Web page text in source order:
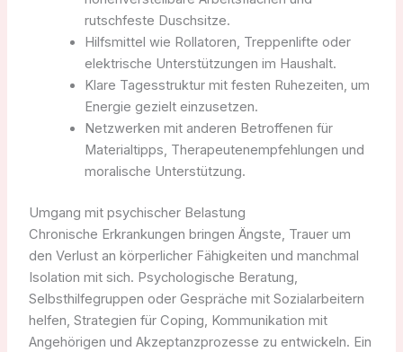
rutschfeste Duschsitze.
Hilfsmittel wie Rollatoren, Treppenlifte oder
elektrische Unterstützungen im Haushalt.
Klare Tagesstruktur mit festen Ruhezeiten, um
Energie gezielt einzusetzen.
Netzwerken mit anderen Betroffenen für
Materialtipps, Therapeutenempfehlungen und
moralische Unterstützung.
Umgang mit psychischer Belastung
Chronische Erkrankungen bringen Ängste, Trauer um
den Verlust an körperlicher Fähigkeiten und manchmal
Isolation mit sich. Psychologische Beratung,
Selbsthilfegruppen oder Gespräche mit Sozialarbeitern
helfen, Strategien für Coping, Kommunikation mit
Angehörigen und Akzeptanzprozesse zu entwickeln. Ein